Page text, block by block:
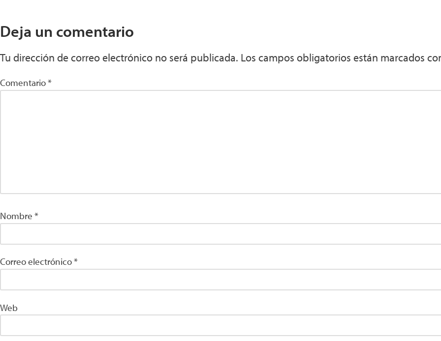
Deja un comentario
Tu dirección de correo electrónico no será publicada. Los campos obligatorios están marcados
Comentario*
Nombre *
Correo electrónico*
Web